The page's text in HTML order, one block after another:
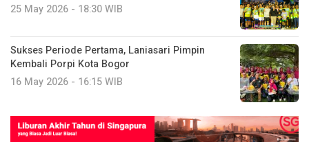
25 May 2026 - 18:30 WIB
Sukses Periode Pertama, Laniasari Pimpin
Kembali Porpi Kota Bogor
16 May 2026 - 16:15 WIB